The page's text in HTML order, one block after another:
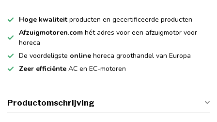
Hoge kwaliteit producten en gecertificeerde producten
Afzuigmotoren.com hét adres voor een afzuigmotor voor
horeca
De voordeligste online horeca groothandel van Europa
Zeer efficiënte AC en EC-motoren
Productomschrijving